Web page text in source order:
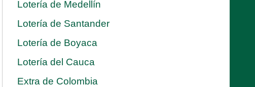
Lotería de Medellín
Lotería de Santander
Lotería de Boyaca
Lotería del Cauca
Extra de Colombia